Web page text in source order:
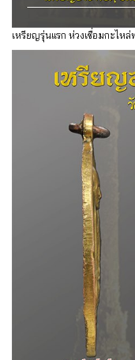
เหรียญรุ่นแรก ห่วงเชื่อมกะไห